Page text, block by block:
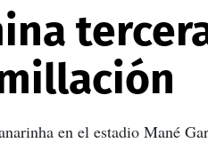
en el estadio Mané